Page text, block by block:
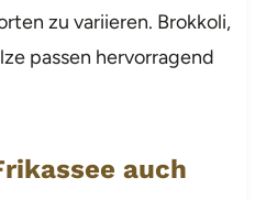
zu variieren. Brokkoli,
passen hervorragend
auch